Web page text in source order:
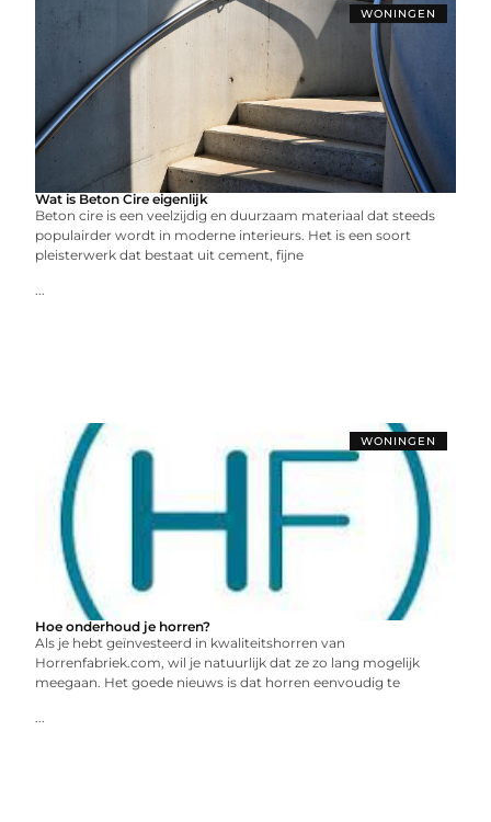
WONINGEN
Wat is Beton Cire eigenlijk
Beton cire is een veelzijdig en duurzaam materiaal dat steeds
populairder wordt in moderne interieurs. Het is een soort
pleisterwerk dat bestaat uit cement, fijne
...
WONINGEN
Hoe onderhoud je horren?
Als je hebt geïnvesteerd in kwaliteitshorren van
Horrenfabriek.com, wil je natuurlijk dat ze zo lang mogelijk
meegaan. Het goede nieuws is dat horren eenvoudig te
...